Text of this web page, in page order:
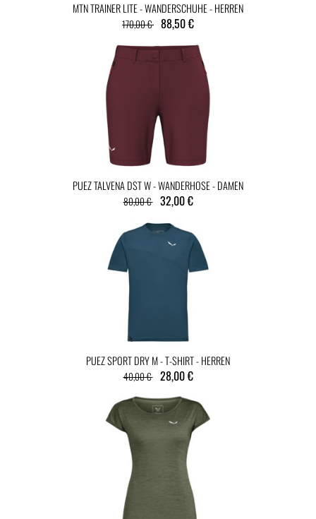
MTN TRAINER LITE - WANDERSCHUHE - HERREN
170,00 € 88,50 €
PUEZ TALVENA DST W - WANDERHOSE - DAMEN
80,00 € 32,00 €
PUEZ SPORT DRY M - T-SHIRT - HERREN
40,00 € 28,00 €